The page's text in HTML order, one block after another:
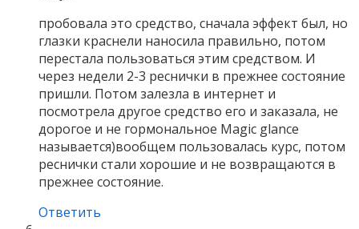
пробовала это средство, сначала эффект был, но
глазки краснели наносила правильно, потом
перестала пользоваться этим средством. И
через недели 2-3 реснички в прежнее состояние
пришли. Потом залезла в интернет и
посмотрела другое средство его и заказала, не
дорогое и не гормональное Magic glance
называется)вообщем пользовалась курс, потом
реснички стали хорошие и не возвращаются в
прежнее состояние.
Ответить